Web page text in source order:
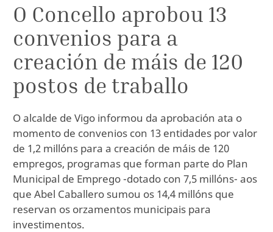
O Concello aprobou 13
convenios para a
creación de máis de 120
postos de traballo
O alcalde de Vigo informou da aprobación ata o
momento de convenios con 13 entidades por valor
de 1,2 millóns para a creación de máis de 120
empregos, programas que forman parte do Plan
Municipal de Emprego -dotado con 7,5 millóns- aos
que Abel Caballero sumou os 14,4 millóns que
reservan os orzamentos municipais para
investimentos.